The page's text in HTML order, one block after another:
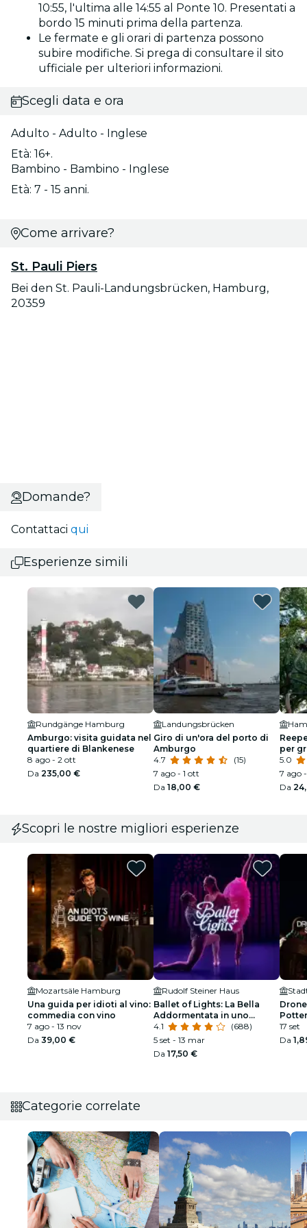
10:55, l'ultima alle 14:55 al Ponte 10. Presentati a
bordo 15 minuti prima della partenza.
Le fermate e gli orari di partenza possono
subire modifiche. Si prega di consultare il sito
ufficiale per ulteriori informazioni.
Scegli data e ora
Adulto - Adulto - Inglese
Età: 16+.
Bambino - Bambino - Inglese
Età: 7 - 15 anni.
Come arrivare?
St. Pauli Piers
Bei den St. Pauli-Landungsbrücken, Hamburg,
20359
Domande?
Contattaci qui
Esperienze simili
Rundgänge Hamburg
Amburgo: visita guidata nel
quartiere di Blankenese
8 ago - 2 ott
Da 235,00 €
Landungsbrücken
Giro di un'ora del porto di
Amburgo
4.7
(15)
7 ago - 1 ott
Da 18,00 €
per
5.0
7 ago
Da
Scopri le nostre migliori esperienze
Mozartsäle Hamburg
Una guida per idioti al vino:
commedia con vino
7 ago - 13 nov
Da 39,00 €
Rudolf Steiner Haus
Ballet of Lights: La Bella
Addormentata in uno
spettacolo scintillante
4.1
(688)
5 set - 13 mar
Da 17,50 €
17 set
Da
Categorie correlate